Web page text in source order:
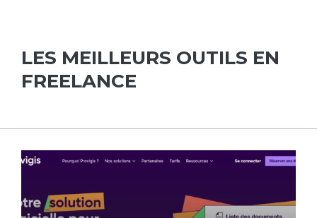
LES MEILLEURS OUTILS EN
FREELANCE